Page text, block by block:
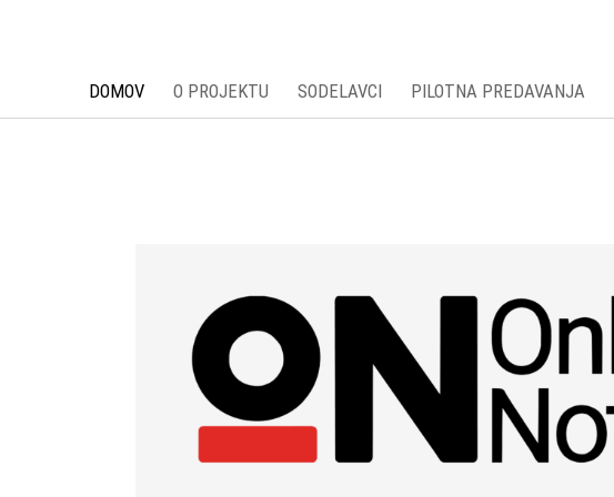
DOMOV O PROJEKTU SODELAVCI PILOTNA PREDAVANJA